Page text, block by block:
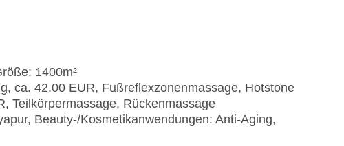
1400m²
ca. 42.00 EUR, Fußreflexzonenmassage, Hotstone
Teilkörpermassage, Rückenmassage
Beauty-/Kosmetikanwendungen: Anti-Aging,